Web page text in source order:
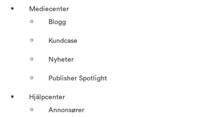
Mediecenter
Blogg
Kundcase
Nyheter
Publisher Spotlight
Hjälpcenter
Annonsører